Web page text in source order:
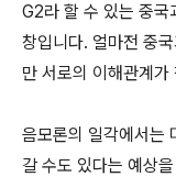
G2라 할 수 있는 중국
창입니다. 얼마전 중
만 서로의 이해관계
음모론의 일각에서는
갈 수도 있다는 예상